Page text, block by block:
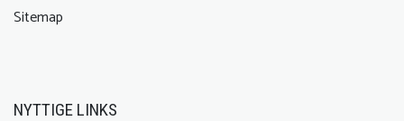
Sitemap
NYTTIGE LINKS